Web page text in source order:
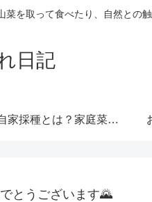
を取って食べたり、自然との
日記
自家採種とは？家庭菜園で種をつなぐという選択
とうございます🌄